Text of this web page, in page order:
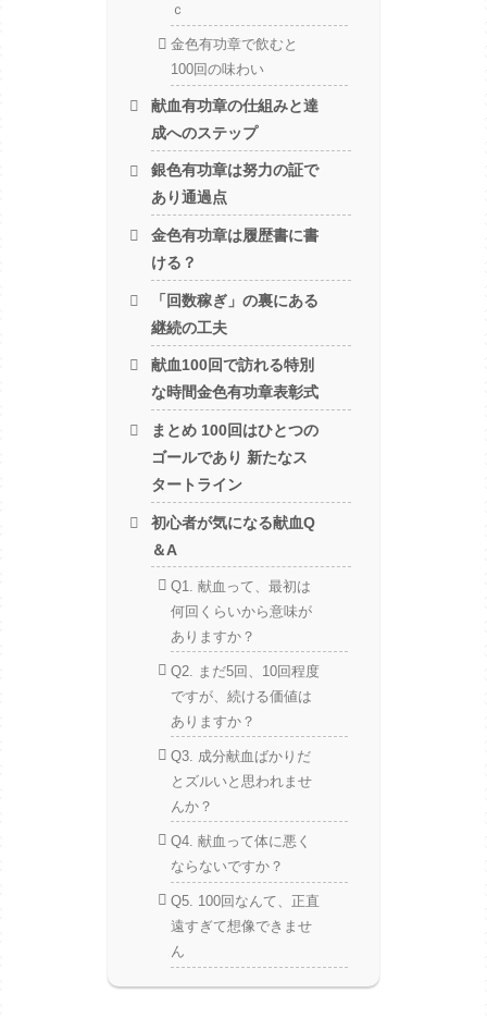
ｃ
金色有功章で飲むと
100回の味わい
献血有功章の仕組みと達
成へのステップ
銀色有功章は努力の証で
あり通過点
金色有功章は履歴書に書
ける？
「回数稼ぎ」の裏にある
継続の工夫
献血100回で訪れる特別
な時間金色有功章表彰式
まとめ 100回はひとつの
ゴールであり 新たなス
タートライン
初心者が気になる献血Q
＆A
Q1. 献血って、最初は
何回くらいから意味が
ありますか？
Q2. まだ5回、10回程度
ですが、続ける価値は
ありますか？
Q3. 成分献血ばかりだ
とズルいと思われませ
んか？
Q4. 献血って体に悪く
ならないですか？
Q5. 100回なんて、正直
遠すぎて想像できませ
ん